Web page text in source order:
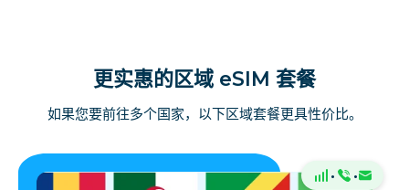
更实惠的区域 eSIM 套餐
如果您要前往多个国家，以下区域套餐更具性价比。
· ·